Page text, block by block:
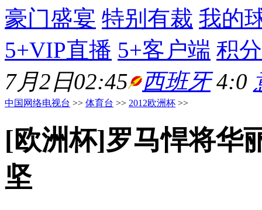
豪门盛宴 特别有裁 我的
5+VIP直播 5+客户端 积
7月2日02:45
西班牙4:0
中国网络电视台 >> 体育台 >> 2012欧洲杯 >>
[欧洲杯]罗马悍将华
坚